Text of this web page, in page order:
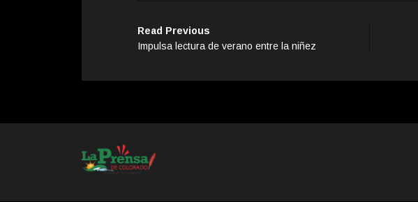
Read Previous
Impulsa lectura de verano entre la niñez